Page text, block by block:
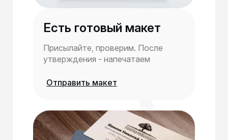
Есть готовый макет
Присылайте, проверим. После
утверждения - напечатаем
Отправить макет